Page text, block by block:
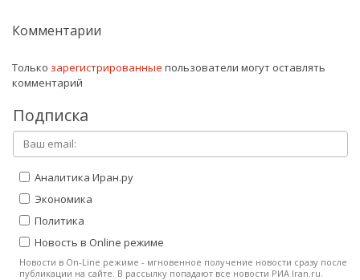
Комментарии
Только зарегистрированные пользователи могут оставлять
комментарий
Подписка
Аналитика Иран.ру
Экономика
Политика
Новость в Online режиме
Новости в On-Line режиме - мгновенное получение новости сразу после
публикации на сайте. В рассылку попадают все новости РИА Iran.ru.